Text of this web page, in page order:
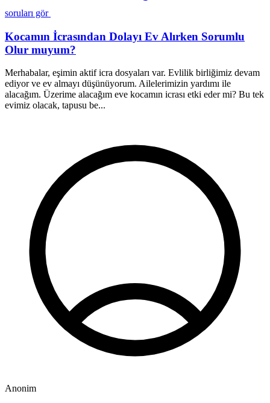
soruları gör
Kocamın İcrasından Dolayı Ev Alırken Sorumlu
Olur muyum?
Merhabalar, eşimin aktif icra dosyaları var. Evlilik birliğimiz devam
ediyor ve ev almayı düşünüyorum. Ailelerimizin yardımı ile
alacağım. Üzerime alacağım eve kocamın icrası etki eder mi? Bu tek
evimiz olacak, tapusu be...
Anonim